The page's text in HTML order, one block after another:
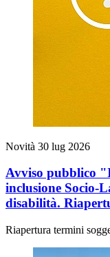
Novità 30 lug 2026
Avviso pubblico
inclusione Socio-
disabilità.
Riapertura termini